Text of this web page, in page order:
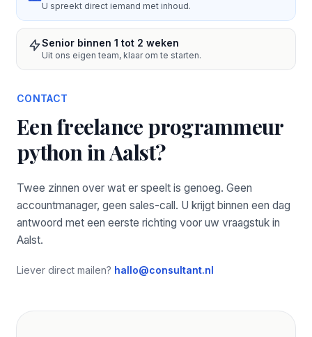
U spreekt direct iemand met inhoud.
Senior binnen 1 tot 2 weken
Uit ons eigen team, klaar om te starten.
CONTACT
Een freelance programmeur
python in Aalst?
Twee zinnen over wat er speelt is genoeg. Geen
accountmanager, geen sales-call. U krijgt binnen een dag
antwoord met een eerste richting voor uw vraagstuk in
Aalst.
Liever direct mailen? hallo@consultant.nl